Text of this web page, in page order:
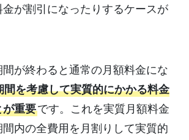
金が割引になったりするケースが
が終わると通常の月額料金にな
間を考慮して実質的にかかる料金
が重要です。これを実質月額料金
間内の全費用を月割りして実質的